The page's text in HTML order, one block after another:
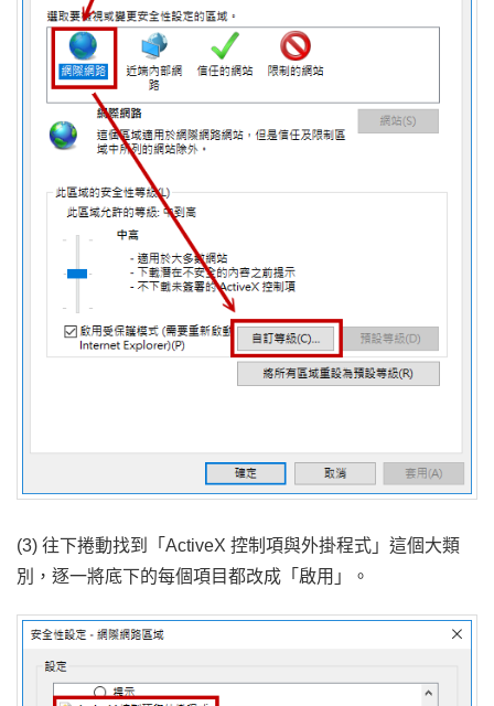
(3) 往下捲動找到「ActiveX 控制項與外掛程式」這個大類
別，逐一將底下的每個項目都改成「啟用」。